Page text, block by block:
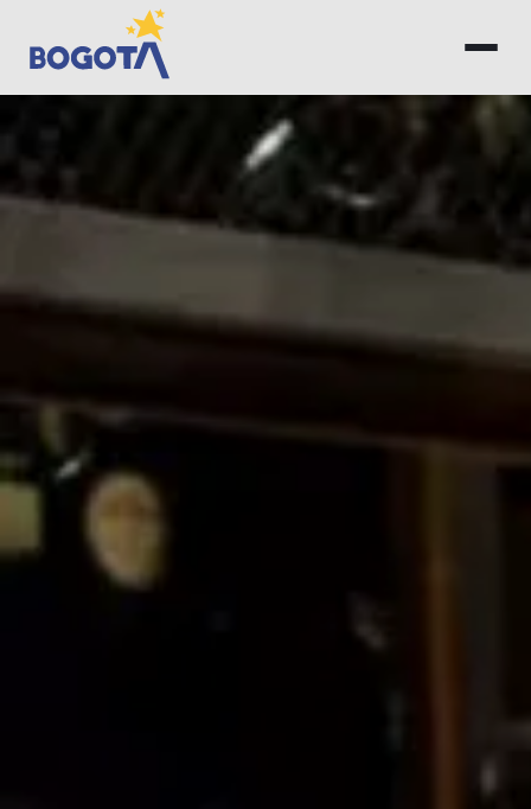
Saltar al contenido principal